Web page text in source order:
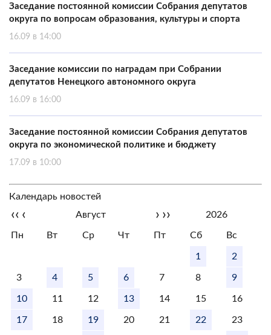
Заседание постоянной комиссии Собрания депутатов
округа по вопросам образования, культуры и спорта
16.09 в 14:00
Заседание комиссии по наградам при Собрании
депутатов Ненецкого автономного округа
16.09 в 16:00
Заседание постоянной комиссии Собрания депутатов
округа по экономической политике и бюджету
17.09 в 10:00
Календарь новостей
‹‹ ‹ Август › ›› 2026
Пн Вт Ср Чт Пт Сб Вс
1 2
3 4 5 6 7 8 9
10 11 12 13 14 15 16
17 18 19 20 21 22 23